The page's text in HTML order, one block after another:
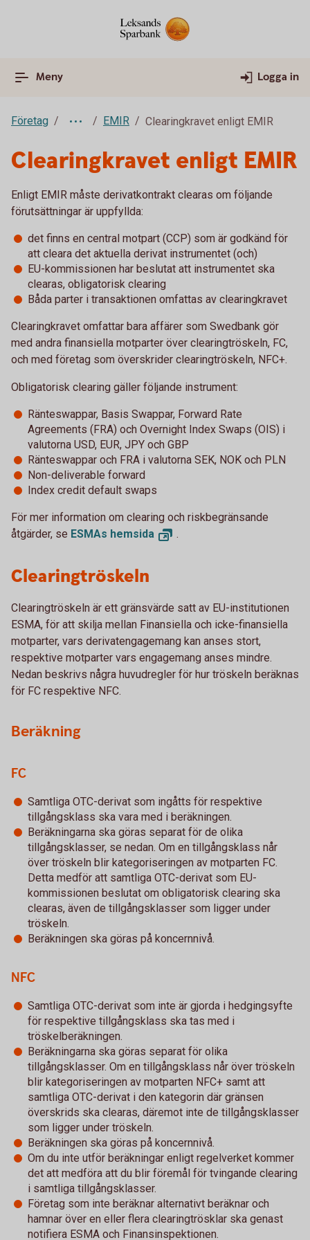
Meny Logga in
Företag EMIR Clearingkravet enligt EMIR
Clearingkravet enligt EMIR
Enligt EMIR måste derivatkontrakt clearas om följande
förutsättningar är uppfyllda:
det finns en central motpart (CCP) som är godkänd för
att cleara det aktuella derivat instrumentet (och)
EU-kommissionen har beslutat att instrumentet ska
clearas, obligatorisk clearing
Båda parter i transaktionen omfattas av clearingkravet
Clearingkravet omfattar bara affärer som Swedbank gör
med andra finansiella motparter över clearingtröskeln, FC,
och med företag som överskrider clearingtröskeln, NFC+.
Obligatorisk clearing gäller följande instrument:
Ränteswappar, Basis Swappar, Forward Rate
Agreements (FRA) och Overnight Index Swaps (OIS) i
valutorna USD, EUR, JPY och GBP
Ränteswappar och FRA i valutorna SEK, NOK och PLN
Non-deliverable forward
Index credit default swaps
För mer information om clearing och riskbegränsande
åtgärder, se ESMAs hemsida .
Clearingtröskeln
Clearingtröskeln är ett gränsvärde satt av EU-institutionen
ESMA, för att skilja mellan Finansiella och icke-finansiella
motparter, vars derivatengagemang kan anses stort,
respektive motparter vars engagemang anses mindre.
Nedan beskrivs några huvudregler för hur tröskeln beräknas
för FC respektive NFC.
Beräkning
FC
Samtliga OTC-derivat som ingåtts för respektive
tillgångsklass ska vara med i beräkningen.
Beräkningarna ska göras separat för de olika
tillgångsklasser, se nedan. Om en tillgångsklass når
över tröskeln blir kategoriseringen av motparten FC.
Detta medför att samtliga OTC-derivat som EU-
kommissionen beslutat om obligatorisk clearing ska
clearas, även de tillgångsklasser som ligger under
tröskeln.
Beräkningen ska göras på koncernnivå.
NFC
Samtliga OTC-derivat som inte är gjorda i hedgingsyfte
för respektive tillgångsklass ska tas med i
tröskelberäkningen.
Beräkningarna ska göras separat för olika
tillgångsklasser. Om en tillgångsklass når över tröskeln
blir kategoriseringen av motparten NFC+ samt att
samtliga OTC-derivat i den kategorin där gränsen
överskrids ska clearas, däremot inte de tillgångsklasser
som ligger under tröskeln.
Beräkningen ska göras på koncernnivå.
Om du inte utför beräkningar enligt regelverket kommer
det att medföra att du blir föremål för tvingande clearing
i samtliga tillgångsklasser.
Företag som inte beräknar alternativt beräknar och
hamnar över en eller flera clearingtrösklar ska genast
notifiera ESMA och Finansinspektionen.